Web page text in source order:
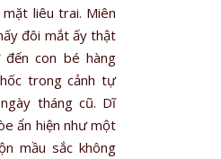
liêu trai. Miên
đôi mắt ấy thật
đến con bé hàng
trong cảnh tự
tháng cũ. Dĩ
ẩn hiện như một
mầu sắc không